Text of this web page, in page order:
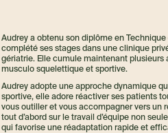
Audrey a obtenu son diplôme en
complété ses stages dans une clinique
gériatrie. Elle cumule maintenant plusieurs
musculo squelettique et sportive.
Audrey adopte une approche dynamique
sportive, elle adore réactiver ses patients
vous outiller et vous accompagner vers un
tout d’abord sur le travail d’équipe non
qui favorise une réadaptation rapide et